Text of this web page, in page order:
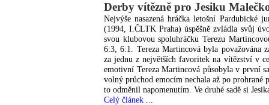
Derby vítězně pro Jesiku
Nejvýše nasazená hráčka letošní Pardubické
(1994, I.ČLTK Praha) úspěšně zvládla svůj
svou klubovou spoluhráčku Terezu
6:3, 6:1. Tereza Martincová byla považována
za jednu z největších favoritek na vítězství v
emotivní Tereza Martincová působyla v první
volný průchod emocím nechala až po prohrané
to odměnil napomenutím. Ve druhé sadě si
Celý článek ...